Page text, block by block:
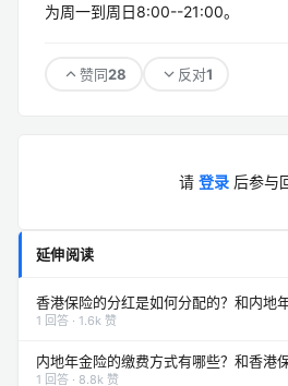
为周一到周日8:00--21:00。
赞同28 反对1
请 登录 后参与
延伸阅读
香港保险的分红是如何分配的？和内地
1 回答 · 1.6k 赞
内地年金险的缴费方式有哪些？和香港
1 回答 · 8.8k 赞